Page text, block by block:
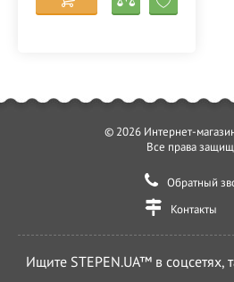
© 2026 Интернет-
Все права
Обратный
Контакты
Ищите STEPEN.UA™ в соцсетях,